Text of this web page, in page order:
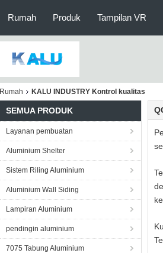
Rumah Produk Tampilan VR
Rumah KALU INDUSTRY Kontrol kualitas
SEMUA PRODUK
Layanan pembuatan
Aluminium Shelter
Sistem Riling Aluminium
Aluminium Wall Siding
Lampiran Aluminium
pendingin aluminium
7075 Tabung Aluminium